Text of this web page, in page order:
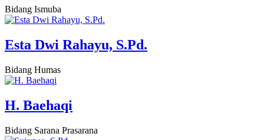
Bidang Ismuba
Esta Dwi Rahayu, S.Pd.
Bidang Humas
H. Baehaqi
Bidang Sarana Prasarana